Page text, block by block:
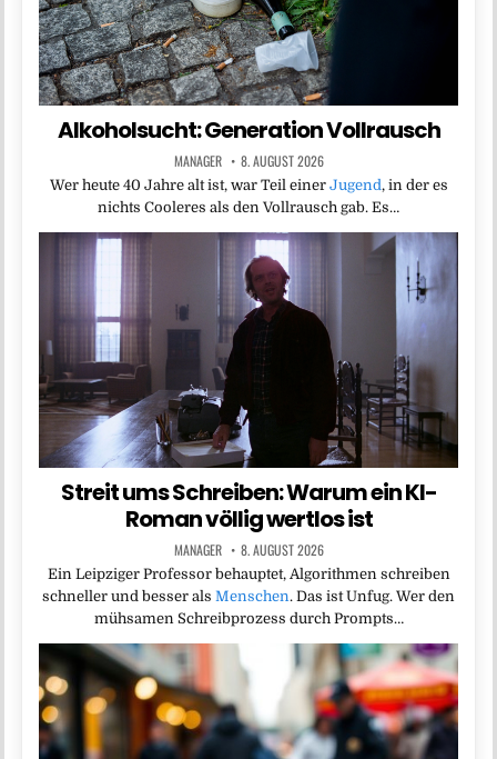
Alkoholsucht: Generation Vollrausch
MANAGER 8. AUGUST 2026
Wer heute 40 Jahre alt ist, war Teil einer Jugend, in der es
nichts Cooleres als den Vollrausch gab. Es…
Streit ums Schreiben: Warum ein KI-
Roman völlig wertlos ist
MANAGER 8. AUGUST 2026
Ein Leipziger Professor behauptet, Algorithmen schreiben
schneller und besser als Menschen. Das ist Unfug. Wer den
mühsamen Schreibprozess durch Prompts…